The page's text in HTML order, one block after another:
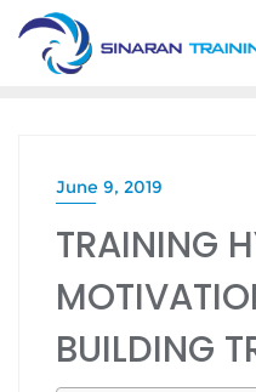
Skip
content
June 9, 2019
TRAINING
BUILDING